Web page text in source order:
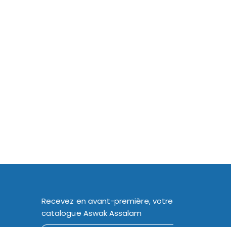
Recevez en avant-première, votre
catalogue Aswak Assalam